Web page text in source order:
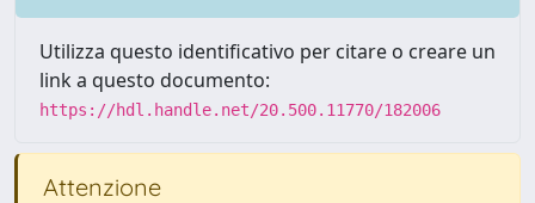
Utilizza questo identificativo per citare o creare un
link a questo documento:
https://hdl.handle.net/20.500.11770/182006
Attenzione